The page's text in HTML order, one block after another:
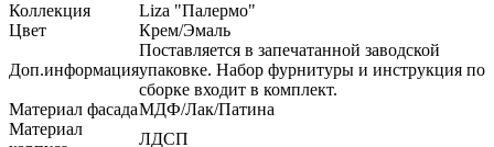
Коллекция
Liza "Палермо"
Цвет
Крем/Эмаль
Доп.информация
Поставляется в запечатанной заводской
упаковке. Набор фурнитуры и инструкция по
сборке входит в комплект.
Материал фасадаМДФ/Лак/Патина
Материал
ЛДСП